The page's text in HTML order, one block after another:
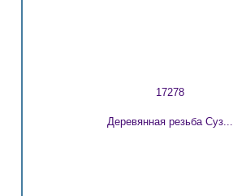
17278
Деревянная резьба Суз...